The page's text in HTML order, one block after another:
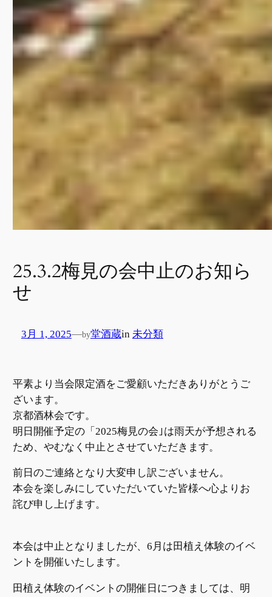
25.3.2梅見の会中止のお知ら
せ
3月 1, 2025—by堂酒蔵in 未分類
平素より当会限定酒をご愛顧いただきありがとうご
ざいます。
京都酒林会です。
明日開催予定の「2025梅見の会｣は雨天が予想される
ため、やむなく中止とさせていただきます。
前日のご連絡となり大変申し訳ございません。
本会を楽しみにしていただいていた皆様へ心よりお
詫び申し上げます。
本会は中止となりましたが、6月は田植え体験のイベ
ントを開催いたします。
田植え体験のイベントの開催日につきましては、明